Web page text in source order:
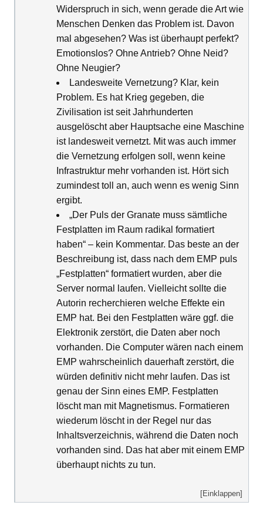
Widerspruch in sich, wenn gerade die Art wie
Menschen Denken das Problem ist. Davon
mal abgesehen? Was ist überhaupt perfekt?
Emotionslos? Ohne Antrieb? Ohne Neid?
Ohne Neugier?
Landesweite Vernetzung? Klar, kein
Problem. Es hat Krieg gegeben, die
Zivilisation ist seit Jahrhunderten
ausgelöscht aber Hauptsache eine Maschine
ist landesweit vernetzt. Mit was auch immer
die Vernetzung erfolgen soll, wenn keine
Infrastruktur mehr vorhanden ist. Hört sich
zumindest toll an, auch wenn es wenig Sinn
ergibt.
„Der Puls der Granate muss sämtliche
Festplatten im Raum radikal formatiert
haben“ – kein Kommentar. Das beste an der
Beschreibung ist, dass nach dem EMP puls
„Festplatten“ formatiert wurden, aber die
Server normal laufen. Vielleicht sollte die
Autorin recherchieren welche Effekte ein
EMP hat. Bei den Festplatten wäre ggf. die
Elektronik zerstört, die Daten aber noch
vorhanden. Die Computer wären nach einem
EMP wahrscheinlich dauerhaft zerstört, die
würden definitiv nicht mehr laufen. Das ist
genau der Sinn eines EMP. Festplatten
löscht man mit Magnetismus. Formatieren
wiederum löscht in der Regel nur das
Inhaltsverzeichnis, während die Daten noch
vorhanden sind. Das hat aber mit einem EMP
überhaupt nichts zu tun.
[Einklappen]